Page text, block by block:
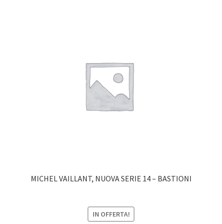
MICHEL VAILLANT, NUOVA SERIE 14 – BASTIONI
IN OFFERTA!